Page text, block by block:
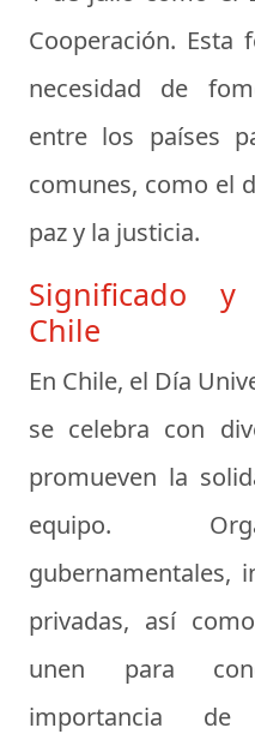
Cooperación. Esta
necesidad de
entre los países
comunes, como el
paz y la justicia.
Significado y
Chile
En Chile, el Día
se celebra con
promueven la
equipo.
gubernamentales,
privadas, así
unen para
importancia